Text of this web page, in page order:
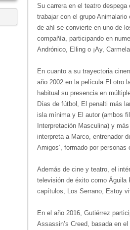
Su carrera en el teatro
trabajar con el grupo
de ahí se convierte en uno de
compañía, participando en
Andrónico, Elling o ¡Ay,
En cuanto a su trayectoria
año 2002 en la película El otro
habitual su presencia en
Días de fútbol, El penalti más
isla mínima y El autor (ambos
Interpretación Masculina) y
interpreta a Marco, entrenador
Amigos’, formado por
Además de cine y teatro, el
televisión de éxito como Águila
capítulos, Los Serrano, Estoy
En el año 2016, Gutiérrez
Assassin’s Creed, basada en